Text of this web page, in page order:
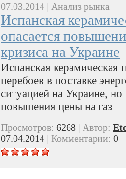
07.03.2014 Анализ рынка
Испанская
опасается
кризиса на Украине
Испанская
перебоев в поставке
ситуацией на Украине,
повышения цены на газ
Просмотров: 6268 Автор:
07.04.2014
Комментарии: 0